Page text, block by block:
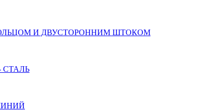
И ДВУСТОРОННИМ ШТОКОМ